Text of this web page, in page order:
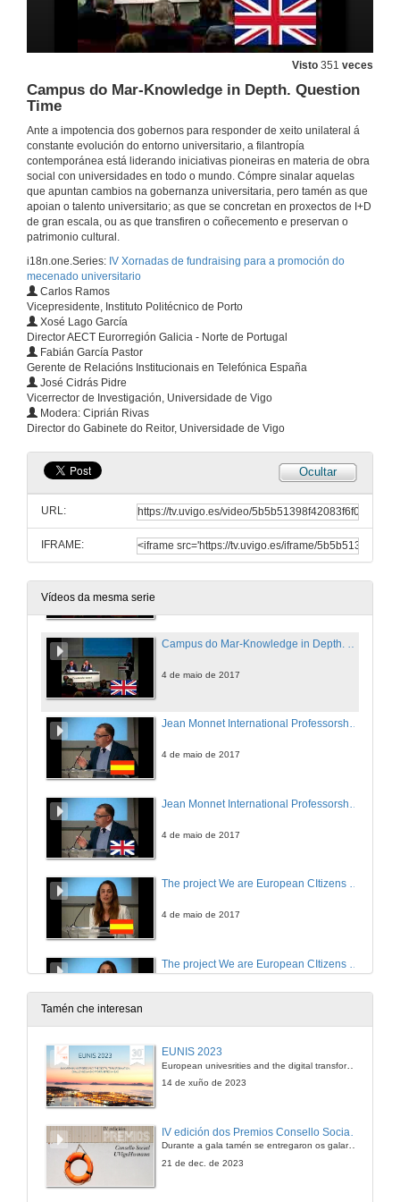
Visto 351 veces
Campus do Mar-Knowledge in Depth. Question
Time
Ante a impotencia dos gobernos para responder de xeito unilateral á
constante evolución do entorno universitario, a filantropía
contemporánea está liderando iniciativas pioneiras en materia de obra
social con universidades en todo o mundo. Cómpre sinalar aquelas
que apuntan cambios na gobernanza universitaria, pero tamén as que
apoian o talento universitario; as que se concretan en proxectos de I+D
de gran escala, ou as que transfiren o coñecemento e preservan o
patrimonio cultural.
i18n.one.Series: IV Xornadas de fundraising para a promoción do
mecenado universitario
Carlos Ramos
Vicepresidente, Instituto Politécnico de Porto
Xosé Lago García
Director AECT Eurorregión Galicia - Norte de Portugal
Fabián García Pastor
Gerente de Relacións Institucionais en Telefónica España
José Cidrás Pidre
Vicerrector de Investigación, Universidade de Vigo
Modera: Ciprián Rivas
Director do Gabinete do Reitor, Universidade de Vigo
Ocultar
URL:
IFRAME:
Vídeos da mesma serie
Rede de Cátedras Telefónica en España
A Cátedra Telefónica - Universidade de Vigo
4 de maio de 2017
A Cátedra Telefónica - Universidade de Vigo. ESPAZOS DE INNOVACIÓN
4 de maio de 2017
Hai Vida intelixente no mar
4 de maio de 2017
Hai Vida intelixente no mar
4 de maio de 2017
Campus do Mar-Knowledge in Depth. Question Time
4 de maio de 2017
Jean Monnet International Professorships: An oportunity to engage with educative community
4 de maio de 2017
4 de maio de 2017
The project We are European CItizens (success story)
4 de maio de 2017
4 de maio de 2017
Parte I
Parte I
Tamén che interesan
EUNIS 2023
European univesrities and the digital transformation: challenges and opportunities ahead
14 de xuño de 2023
Durante a gala tamén se entregaron os galardóns aos mellores TFG e TFM en materia de Axenda 2030
21 de dec. de 2023